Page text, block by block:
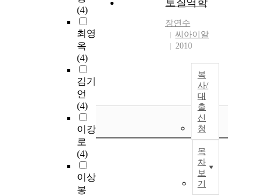
(4)
최영
옥
(4)
김기
언
(4)
이강
로
(4)
이상
봉
토질역학
장연수
씨아이알
2010
복
사/
대
출
신
청
목
차
보
기